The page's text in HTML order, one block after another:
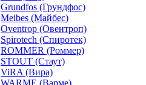
Grundfos (Грундфос)
Meibes (Майбес)
Oventrop (Овентроп)
Spirotech (Спиротек)
ROMMER (Роммер)
STOUT (Стаут)
ViRA (Вира)
WARME (Варме)